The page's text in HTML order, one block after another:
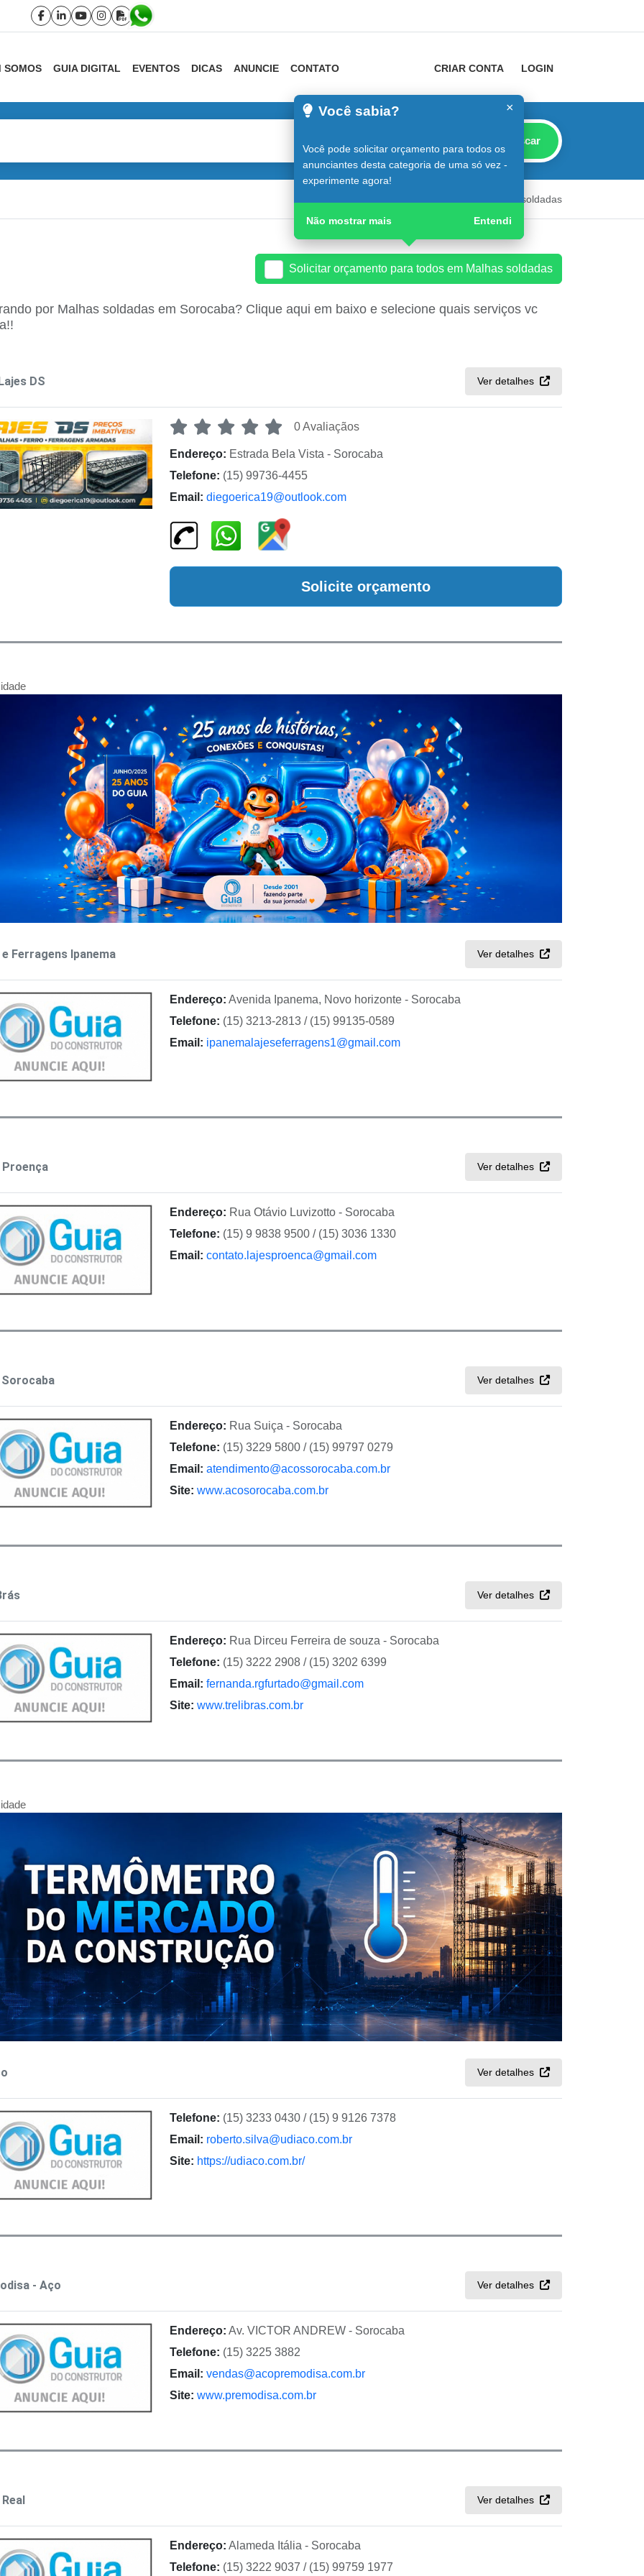
SOMOS GUIA DIGITAL EVENTOS DICAS ANUNCIE CONTATO CRIAR CONTA LOGIN
Buscar
Malhas soldadas
Solicitar orçamento para todos em Malhas soldadas
×
Você sabia?
Você pode solicitar orçamento para todos os
anunciantes desta categoria de uma só vez -
experimente agora!
Não mostrar mais Entendi
por Malhas soldadas em Sorocaba? Clique aqui em baixo e selecione quais serviços vc
DS Ver detalhes
0 Avaliaçãos
Endereço: Estrada Bela Vista - Sorocaba
Telefone: (15) 99736-4455
Email: diegoerica19@outlook.com
Solicite orçamento
Ferragens Ipanema Ver detalhes
Endereço: Avenida Ipanema, Novo horizonte - Sorocaba
Telefone: (15) 3213-2813 / (15) 99135-0589
Email: ipanemalajeseferragens1@gmail.com
Proença Ver detalhes
Endereço: Rua Otávio Luvizotto - Sorocaba
Telefone: (15) 9 9838 9500 / (15) 3036 1330
Email: contato.lajesproenca@gmail.com
Ver detalhes
Endereço: Rua Suiça - Sorocaba
Telefone: (15) 3229 5800 / (15) 99797 0279
Email: atendimento@acossorocaba.com.br
Site: www.acosorocaba.com.br
Ver detalhes
Endereço: Rua Dirceu Ferreira de souza - Sorocaba
Telefone: (15) 3222 2908 / (15) 3202 6399
Email: fernanda.rgfurtado@gmail.com
Site: www.trelibras.com.br
Ver detalhes
Telefone: (15) 3233 0430 / (15) 9 9126 7378
Email: roberto.silva@udiaco.com.br
Site: https://udiaco.com.br/
- Aço Ver detalhes
Endereço: Av. VICTOR ANDREW - Sorocaba
Telefone: (15) 3225 3882
Email: vendas@acopremodisa.com.br
Site: www.premodisa.com.br
Ver detalhes
Endereço: Alameda Itália - Sorocaba
Telefone: (15) 3222 9037 / (15) 99759 1977